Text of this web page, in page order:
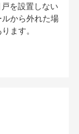
を設置しない
から外れた場
ます。